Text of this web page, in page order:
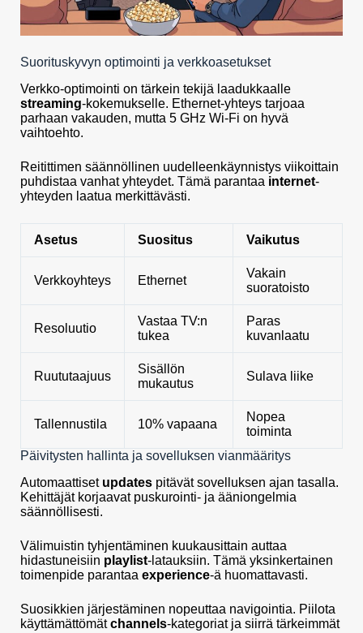
Suorituskyvyn optimointi ja verkkoasetukset
Verkko-optimointi on tärkein tekijä laadukkaalle
streaming-kokemukselle. Ethernet-yhteys tarjoaa
parhaan vakauden, mutta 5 GHz Wi-Fi on hyvä
vaihtoehto.
Reitittimen säännöllinen uudelleenkäynnistys viikoittain
puhdistaa vanhat yhteydet. Tämä parantaa internet-
yhteyden laatua merkittävästi.
Asetus Suositus Vaikutus
Verkkoyhteys Ethernet
Vakain
suoratoisto
Resoluutio
Vastaa TV:n
tukea
Paras
kuvanlaatu
Ruututaajuus
Sisällön
mukautus
Sulava liike
Tallennustila 10% vapaana
Nopea
toiminta
Päivitysten hallinta ja sovelluksen vianmääritys
Automaattiset updates pitävät sovelluksen ajan tasalla.
Kehittäjät korjaavat puskurointi- ja ääniongelmia
säännöllisesti.
Välimuistin tyhjentäminen kuukausittain auttaa
hidastuneisiin playlist-latauksiin. Tämä yksinkertainen
toimenpide parantaa experience-ä huomattavasti.
Suosikkien järjestäminen nopeuttaa navigointia. Piilota
käyttämättömätchannels-kategoriat ja siirrä tärkeimmät